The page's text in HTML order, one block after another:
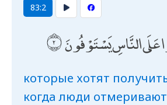
83:2
عَلَى النَّاسِ يَسْتَوْفُونَ
которые хотят
когда люди